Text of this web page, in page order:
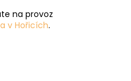
na provoz
v Hořicích.